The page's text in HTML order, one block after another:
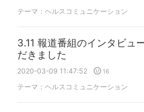
テーマ： ヘルスコミュニケーション
3.11 報道番組のインタビュ
だきました
2020-03-09 11:47:52 16
テーマ： ヘルスコミュニケーション